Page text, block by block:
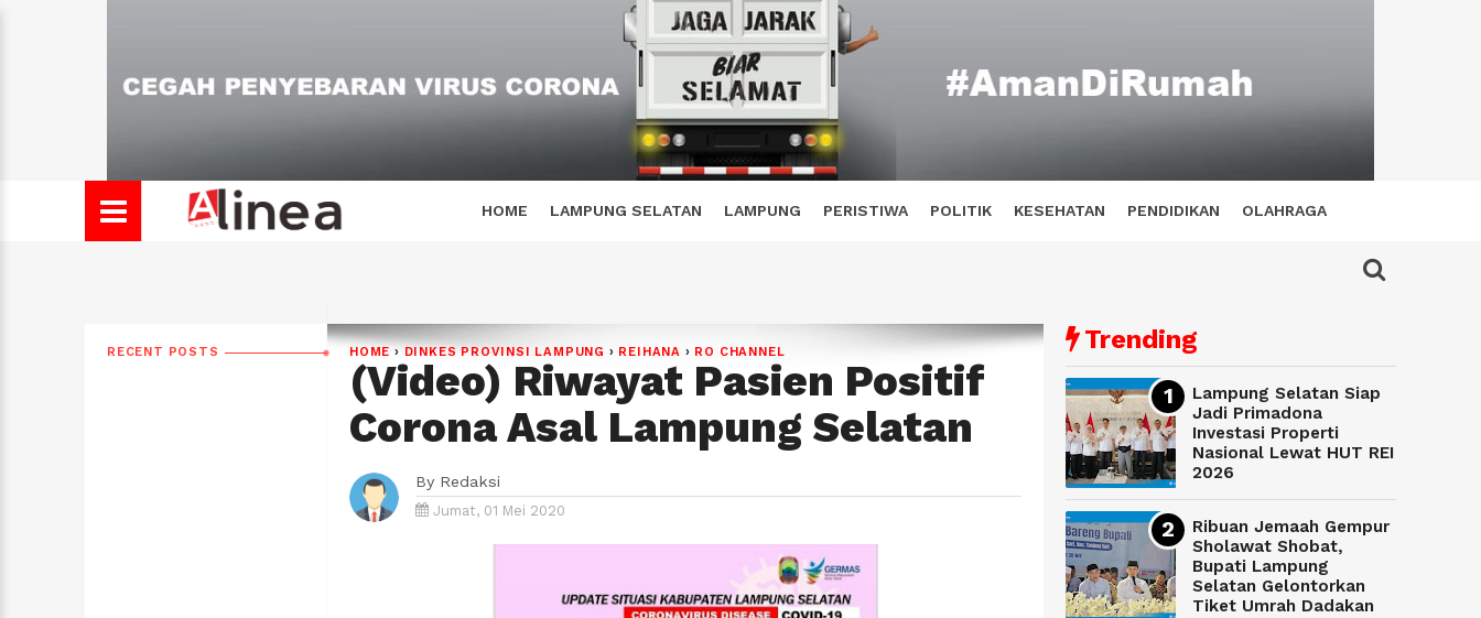
HOME LAMPUNG SELATAN LAMPUNG PERISTIWA POLITIK KESEHATAN PENDIDIKAN OLAHRAGA
RECENT POSTS HOME › DINKES PROVINSI LAMPUNG › REIHANA › RO CHANNEL
(Video) Riwayat Pasien Positif
Corona Asal Lampung Selatan
By Redaksi
Jumat, 01 Mei 2020
Trending
Lampung Selatan Siap
Jadi Primadona
Investasi Properti
Nasional Lewat HUT REI
2026
Ribuan Jemaah Gempur
Sholawat Shobat,
Bupati Lampung
Selatan Gelontorkan
Tiket Umrah Dadakan